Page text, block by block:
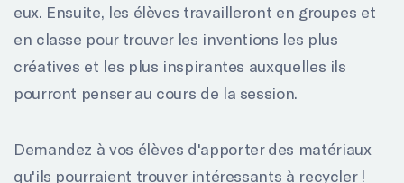
eux. Ensuite, les élèves travailleront en groupes et
en classe pour trouver les inventions les plus
créatives et les plus inspirantes auxquelles ils
pourront penser au cours de la session.
Demandez à vos élèves d'apporter des matériaux
qu'ils pourraient trouver intéressants à recycler !